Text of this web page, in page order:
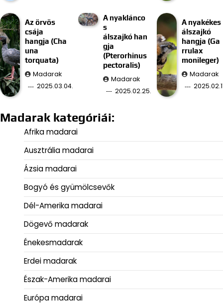
Az örvös
csája
hangja (Cha
una
torquata)
Madarak
2025.03.04.
A nyaklánco
s
álszajkó han
gja
(Pterorhinus
pectoralis)
Madarak
2025.02.25.
A nyakékes
álszajkó
hangja (Ga
rrulax
monileger)
Madarak
Madarak kategóriái:
Afrika madarai
Ausztrália madarai
Ázsia madarai
Bogyó és gyümölcsevők
Dél-Amerika madarai
Dögevő madarak
Énekesmadarak
Erdei madarak
Észak-Amerika madarai
Európa madarai